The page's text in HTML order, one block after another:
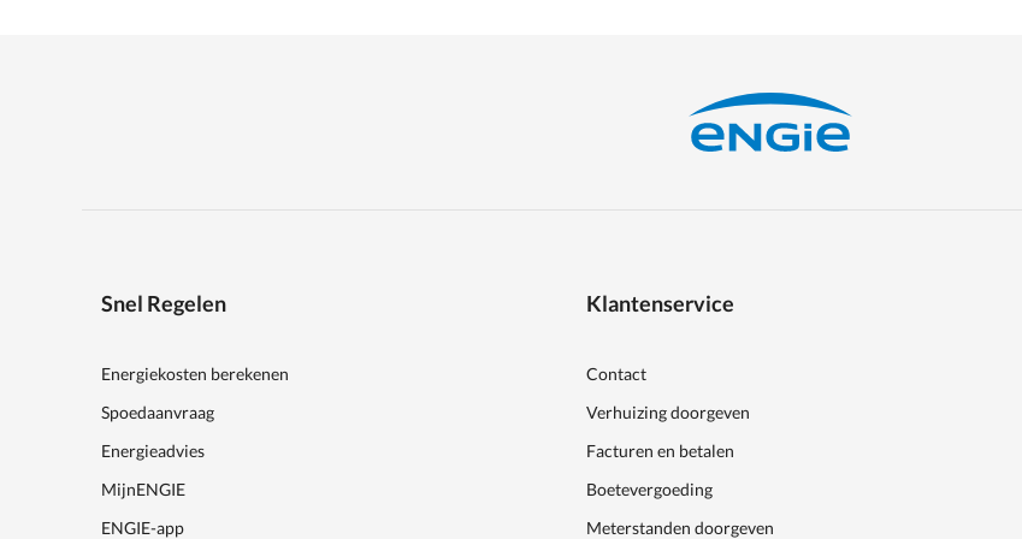
Snel Regelen
Energiekosten berekenen
Spoedaanvraag
Energieadvies
MijnENGIE
ENGIE-app
Klantenservice
Contact
Verhuizing doorgeven
Facturen en betalen
Boetevergoeding
Meterstanden doorgeven